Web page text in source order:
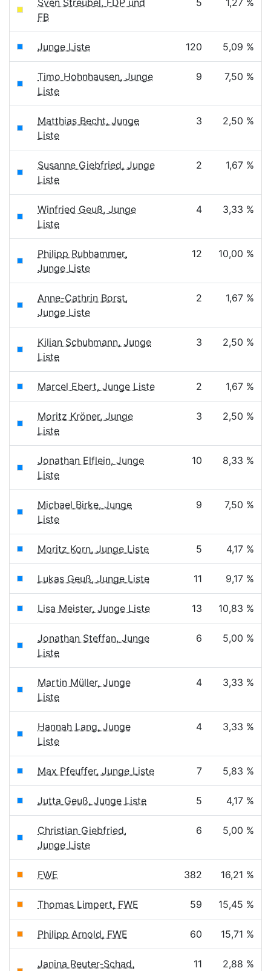
Sven Streubel, FDP und
FB
5 1,27 %
Junge Liste 120 5,09 %
Timo Hohnhausen, Junge
Liste
9 7,50 %
Matthias Becht, Junge
Liste
3 2,50 %
Susanne Giebfried, Junge
Liste
2 1,67 %
Winfried Geuß, Junge
Liste
4 3,33 %
Philipp Ruhhammer,
Junge Liste
12 10,00 %
Anne-Cathrin Borst,
Junge Liste
2 1,67 %
Kilian Schuhmann, Junge
Liste
3 2,50 %
Marcel Ebert, Junge Liste 2 1,67 %
Moritz Kröner, Junge
Liste
3 2,50 %
Jonathan Elflein, Junge
Liste
10 8,33 %
Michael Birke, Junge
Liste
9 7,50 %
Moritz Korn, Junge Liste 5 4,17 %
Lukas Geuß, Junge Liste 11 9,17 %
Lisa Meister, Junge Liste 13 10,83 %
Jonathan Steffan, Junge
Liste
6 5,00 %
Martin Müller, Junge
Liste
4 3,33 %
Hannah Lang, Junge
Liste
4 3,33 %
Max Pfeuffer, Junge Liste 7 5,83 %
Jutta Geuß, Junge Liste 5 4,17 %
Christian Giebfried,
Junge Liste
6 5,00 %
FWE 382 16,21 %
Thomas Limpert, FWE 59 15,45 %
Philipp Arnold, FWE 60 15,71 %
Janina Reuter-Schad,
11 2,88 %